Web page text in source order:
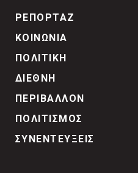
ΡΕΠΟΡΤΑΖ
ΚΟΙΝΩΝΙΑ
ΠΟΛΙΤΙΚΗ
ΔΙΕΘΝΗ
ΠΕΡΙΒΑΛΛΟΝ
ΠΟΛΙΤΙΣΜΟΣ
ΣΥΝΕΝΤΕΥΞΕΙΣ